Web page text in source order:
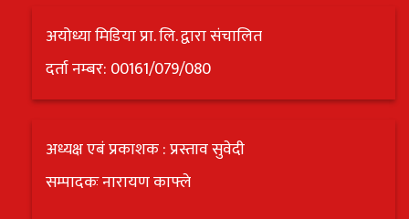
अयोध्या मिडिया प्रा. लि. द्वारा संचालित
दर्ता नम्बर: 00161/079/080
अध्यक्ष एबं प्रकाशक : प्रस्ताव सुवेदी
सम्पादकः नारायण काफ्ले